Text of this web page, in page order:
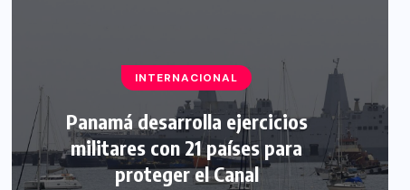
INTERNACIONAL
Panamá desarrolla ejercicios
militares con 21 países para
proteger el Canal